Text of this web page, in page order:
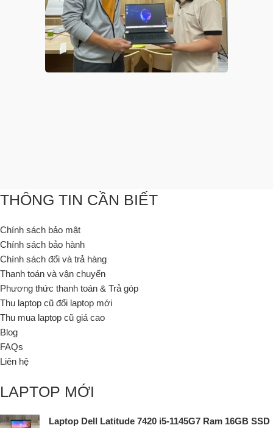
THÔNG TIN CẦN BIẾT
Chính sách bảo mật
Chính sách bảo hành
Chính sách đổi và trả hàng
Thanh toán và vận chuyển
Phương thức thanh toán & Trả góp
Thu laptop cũ đổi laptop mới
Thu mua laptop cũ giá cao
Blog
FAQs
Liên hệ
LAPTOP MỚI
Laptop Dell Latitude 7420 i5-1145G7 Ram 16GB SSD